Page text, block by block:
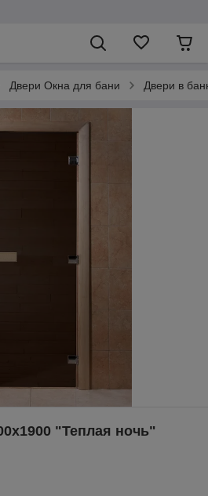
Двери Окна для бани Двери в
"Теплая ночь"